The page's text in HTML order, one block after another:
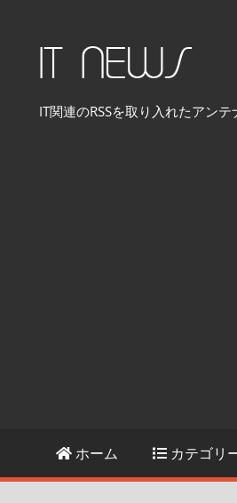
IT NEWS
IT関連のRSSを取り入れたアンテ
ホーム カテゴリ